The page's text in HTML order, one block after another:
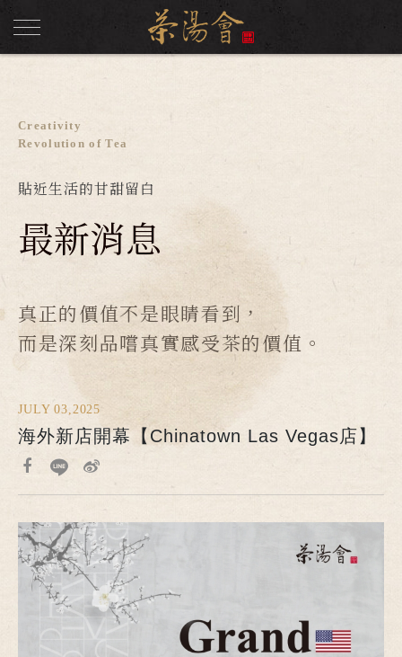
Creativity
Revolution of Tea
貼近生活的甘甜留白
最新消息
真正的價值不是眼睛看到，
而是深刻品嚐真實感受茶的價值。
JULY 03,2025
海外新店開幕【Chinatown Las Vegas店】